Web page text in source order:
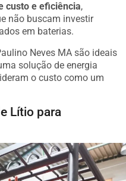
custo e eficiência,
não buscam investir
em baterias.
Neves MA são ideais
solução de energia
o custo como um
Lítio para